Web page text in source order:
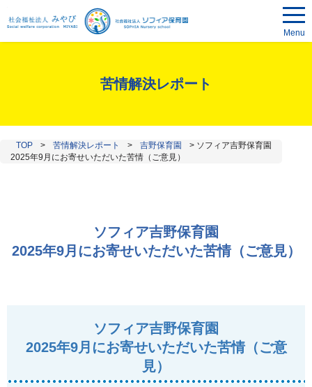
Menu
苦情解決レポート
TOP > 苦情解決レポート > 吉野保育園 > ソフィア吉野保育園
2025年9月にお寄せいただいた苦情（ご意見）
ソフィア吉野保育園
2025年9月にお寄せいただいた苦情（ご意見）
ソフィア吉野保育園
2025年9月にお寄せいただいた苦情（ご意
見）